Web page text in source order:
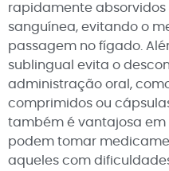
rapidamente
sanguínea, evitando o
passagem no fígado.
sublingual evita o
administração oral,
comprimidos ou
também é vantajosa
podem tomar
aqueles com